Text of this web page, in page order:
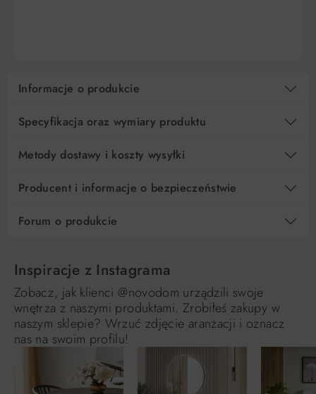
Pośrednik kredytowy i organizacje finansujące
Informacje o produkcie
Specyfikacja oraz wymiary produktu
Metody dostawy i koszty wysyłki
Producent i informacje o bezpieczeństwie
Forum o produkcie
Inspiracje z Instagrama
Zobacz, jak klienci @novodom urządzili swoje
wnętrza z naszymi produktami. Zrobiłeś zakupy w
naszym sklepie? Wrzuć zdjęcie aranżacji i oznacz
nas na swoim profilu!